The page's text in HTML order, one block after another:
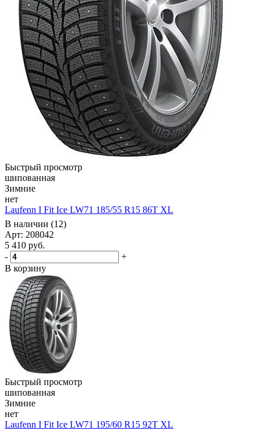
Быстрый просмотр
шипованная
Зимние
нет
Laufenn I Fit Ice LW71 185/55 R15 86T XL
В наличии (12)
Арт: 208042
5 410 руб.
-
+
В корзину
Быстрый просмотр
шипованная
Зимние
нет
Laufenn I Fit Ice LW71 195/60 R15 92T XL